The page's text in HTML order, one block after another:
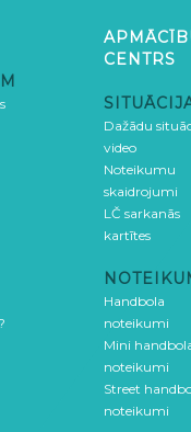
CENTRS
Dažādu
video
Noteikumu
skaidrojumi
LČ sarkanās
kartītes
Handbola
noteikumi
Mini
noteikumi
Street
noteikumi